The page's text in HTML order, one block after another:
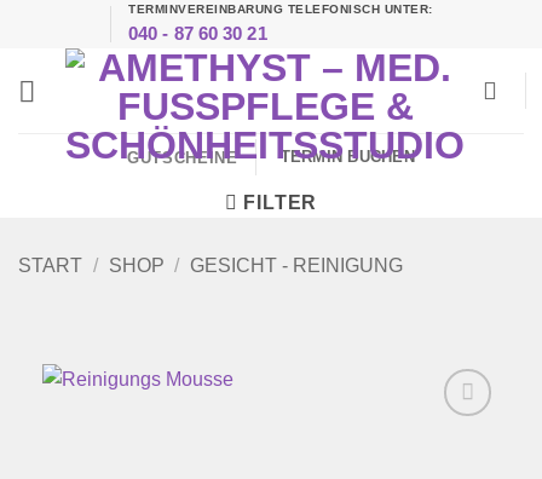
springen
TERMINVEREINBARUNG TELEFONISCH UNTER:
040 - 87 60 30 21
GUTSCHEINE TERMIN BUCHEN
FILTER
START / SHOP / GESICHT - REINIGUNG